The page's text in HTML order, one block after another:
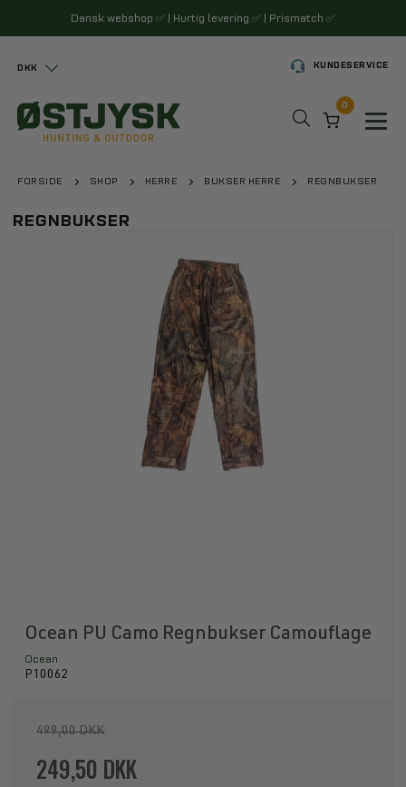
Dansk webshop ✅ | Hurtig levering ✅ | Prismatch ✅
DKK KUNDESERVICE
0
FORSIDE SHOP HERRE BUKSER HERRE REGNBUKSER
REGNBUKSER
Ocean PU Camo Regnbukser Camouflage
Ocean
P10062
499,00 DKK
249,50 DKK